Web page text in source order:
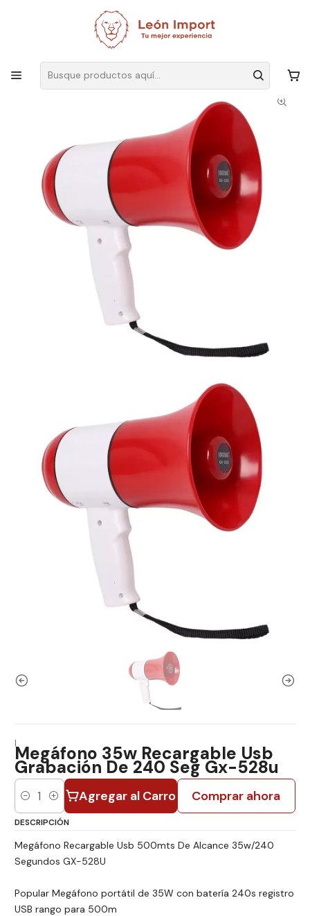
Envíos GRATIS
Audio y Video Megáfono
Megáfono 35w Recargable Usb Grabación De 240 Seg Gx-528u
|Megáfono 35w Recargable Usb
Grabación De 240 Seg Gx-528u
Cantidad Agregar al Carro Comprar ahora
DESCRIPCIÓN
Megáfono Recargable Usb 500mts De Alcance 35w/240
Segundos GX-528U
Popular Megáfono portátil de 35W con batería 240s registro
USB rango para 500m